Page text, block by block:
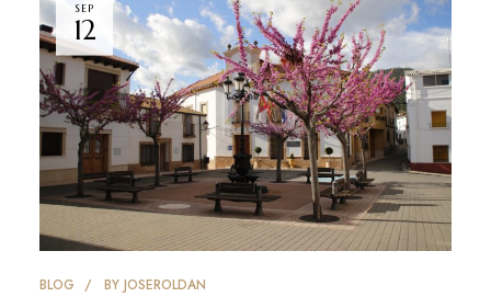
SEP
12
BLOG BY JOSEROLDAN